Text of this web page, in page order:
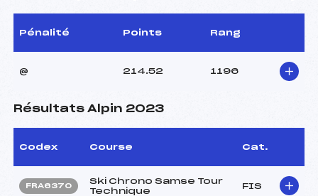
Pénalité Points Rang
@ 214.52 1196
Résultats Alpin 2023
Codex Course Cat.
FRA6370
Ski Chrono Samse Tour
Technique
FIS